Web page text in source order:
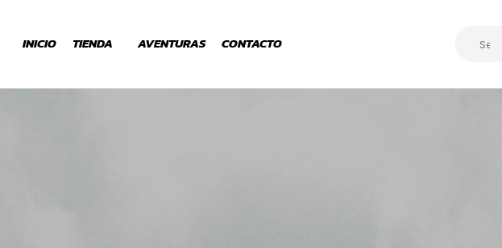
INICIO TIENDA AVENTURAS CONTACTO